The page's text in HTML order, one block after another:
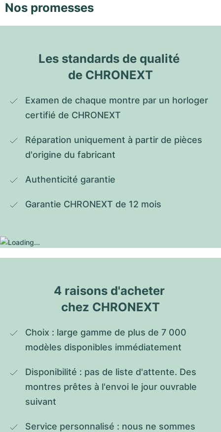
Nos promesses
Les standards de qualité
de CHRONEXT
Examen de chaque montre par un horloger
certifié de CHRONEXT
Réparation uniquement à partir de pièces
d'origine du fabricant
Authenticité garantie
Garantie CHRONEXT de 12 mois
4 raisons d'acheter
chez CHRONEXT
Choix : large gamme de plus de 7 000
modèles disponibles immédiatement
Disponibilité : pas de liste d'attente. Des
montres prêtes à l'envoi le jour ouvrable
suivant
Service personnalisé : nous ne sommes